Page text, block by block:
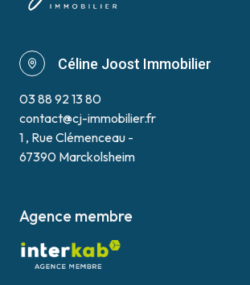
Céline Joost Immobilier
03 88 92 13 80
contact@cj-immobilier.fr
1 , Rue Clémenceau -
67390 Marckolsheim
Agence membre